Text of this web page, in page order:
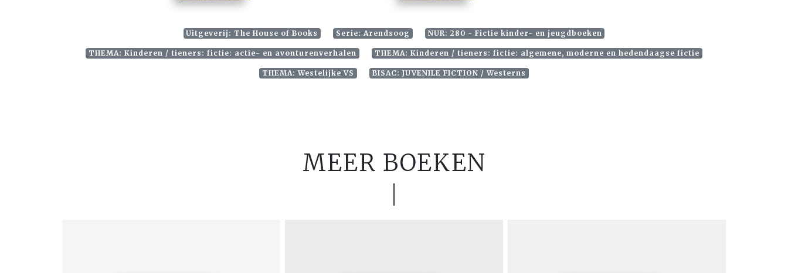
Uitgeverij: The House of Books Serie: Arendsoog NUR: 280 - Fictie kinder- en jeugdboeken
THEMA: Kinderen / tieners: fictie: actie- en avonturenverhalen THEMA: Kinderen / tieners: fictie: algemene, moderne en hedendaagse fictie
THEMA: Westelijke VS BISAC: JUVENILE FICTION / Westerns
MEER BOEKEN